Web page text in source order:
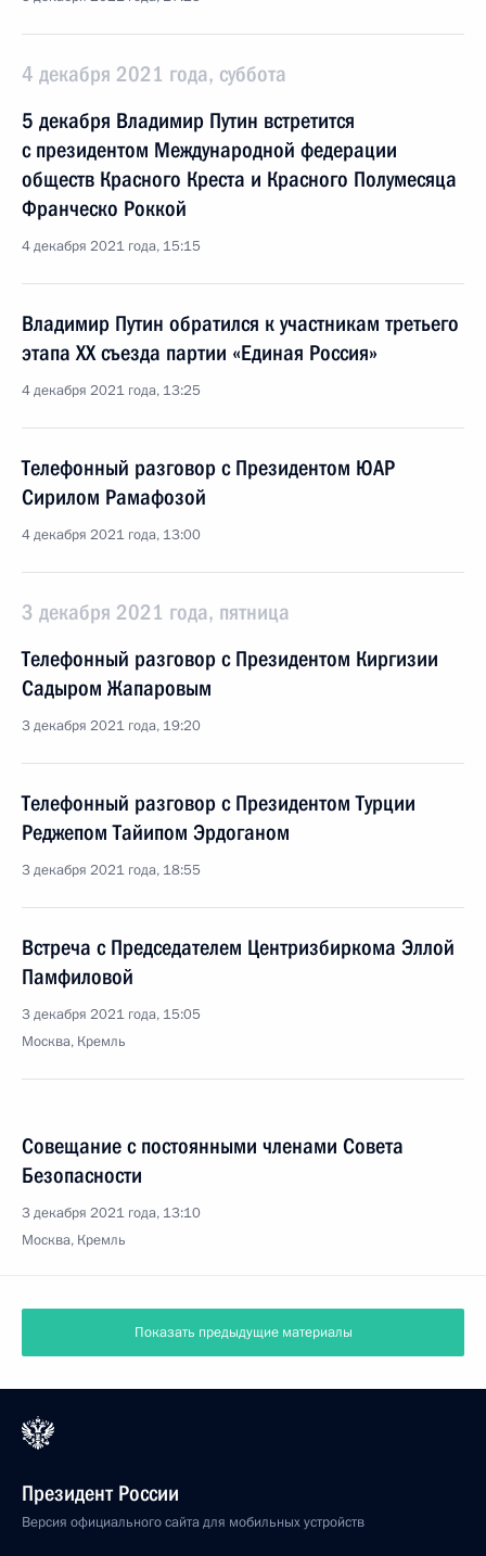
4 декабря 2021 года, суббота
5 декабря Владимир Путин встретится
с президентом Международной федерации
обществ Красного Креста и Красного Полумесяца
Франческо Роккой
4 декабря 2021 года, 15:15
Владимир Путин обратился к участникам третьего
этапа XX съезда партии «Единая Россия»
4 декабря 2021 года, 13:25
Телефонный разговор с Президентом ЮАР
Сирилом Рамафозой
4 декабря 2021 года, 13:00
3 декабря 2021 года, пятница
Телефонный разговор с Президентом Киргизии
Садыром Жапаровым
3 декабря 2021 года, 19:20
Телефонный разговор с Президентом Турции
Реджепом Тайипом Эрдоганом
3 декабря 2021 года, 18:55
Встреча с Председателем Центризбиркома Эллой
Памфиловой
3 декабря 2021 года, 15:05
Москва, Кремль
Совещание с постоянными членами Совета
Безопасности
3 декабря 2021 года, 13:10
Москва, Кремль
Показать предыдущие материалы
Президент России
Версия официального сайта для мобильных устройств